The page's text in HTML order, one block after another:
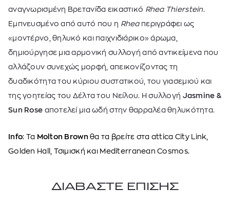
αναγνωρισμένη Βρετανίδα εικαστικό Rhea Thierstein.
Εμπνευσμένο από αυτό που η Rheaπεριγράφει ως
«μοντέρνο, θηλυκό και παιχνιδιάρικο» άρωμα,
δημιούργησε μια αρμονική συλλογή από αντικείμενα που
αλλάζουν συνεχώς μορφή, απεικονίζοντας τη
δυαδικότητα του κύριου συστατικού, του γιασεμιού και
της γοητείας του Δέλτα του Νείλου. Η συλλογή Jasmine &
Sun Rose αποτελεί μια ωδή στην θαρραλέα θηλυκότητα.
Info: Τα Molton Brownθα τα βρείτε στα attica City Link,
Golden Hall, Τσιμισκή και Mediterranean Cosmos.
ΔΙΑΒΑΣΤΕ ΕΠΙΣΗΣ